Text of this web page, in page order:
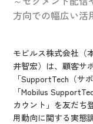
方向での幅広い活
モビルス株式会社（
井智宏）は、顧客サ
「SupportTech（サ
「Mobilus
カウント」を友だち
用動向に関する実態